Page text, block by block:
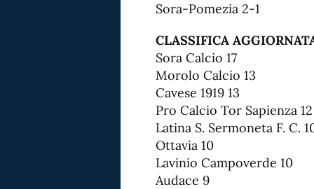
Sora-Pomezia 2-1
CLASSIFICA
Sora Calcio 17
Morolo Calcio 13
Cavese 1919 13
Pro Calcio Tor Sapienza 12
Latina S. Sermoneta F. C.
Ottavia 10
Lavinio Campoverde 10
Audace 9